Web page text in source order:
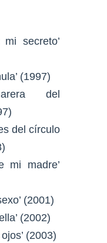
secreto’
(1997)
del
del círculo
mi madre’
(2001)
(2002)
(2003)